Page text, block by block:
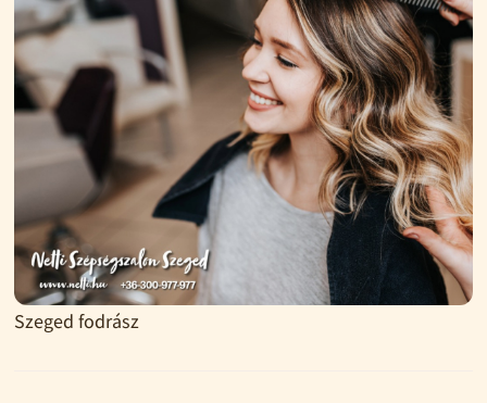
Szeged fodrász